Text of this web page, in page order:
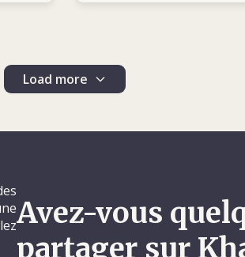
Load more
Avez-vous
partager sur